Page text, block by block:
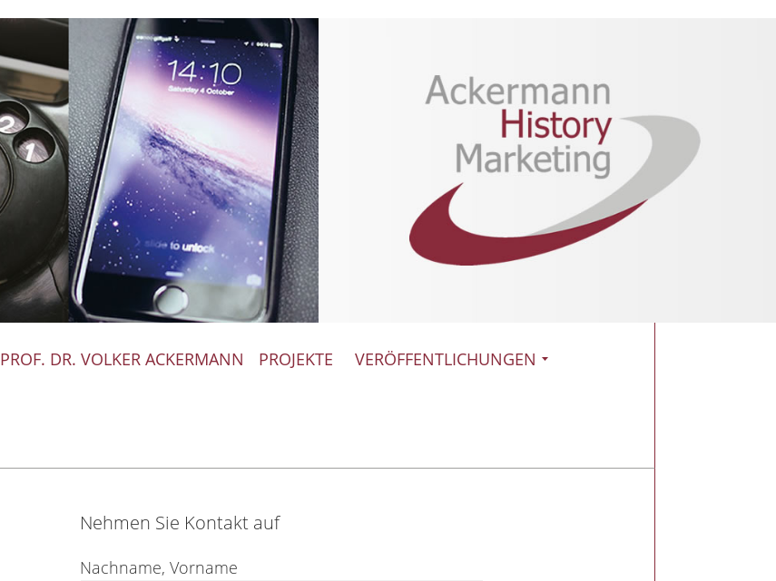
PROF. DR. VOLKER ACKERMANN PROJEKTE VERÖFFENTLICHUNGEN
Nehmen Sie Kontakt auf
Nachname, Vorname